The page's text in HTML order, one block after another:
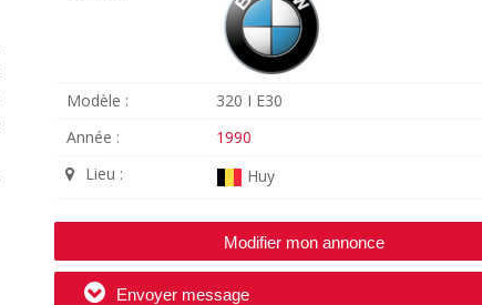
Modèle :
320 I E30
Année :
1990
Lieu :
Huy
Modifier mon annonce
Envoyer message